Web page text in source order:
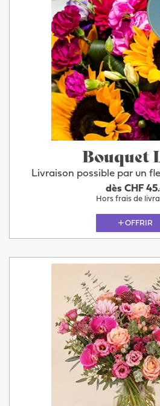
Bouquet
Livraison possible par un
dès CHF
Hors frais de
OFFRIR